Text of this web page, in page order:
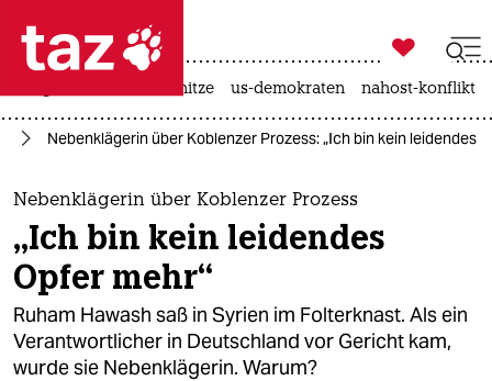
 taz zahl ich
taz zahl ich
themen
politik
öko
gesellschaft

taz zahl ich
hitze us-demokraten nahost-konflikt
Nebenklägerin über Koblenzer Prozess: „Ich bin kein leidendes
Nebenklägerin über Koblenzer Prozess
„Ich bin kein leidendes
Opfer mehr“
Ruham Hawash saß in Syrien im Folterknast. Als ein
Verantwortlicher in Deutschland vor Gericht kam,
wurde sie Nebenklägerin. Warum?